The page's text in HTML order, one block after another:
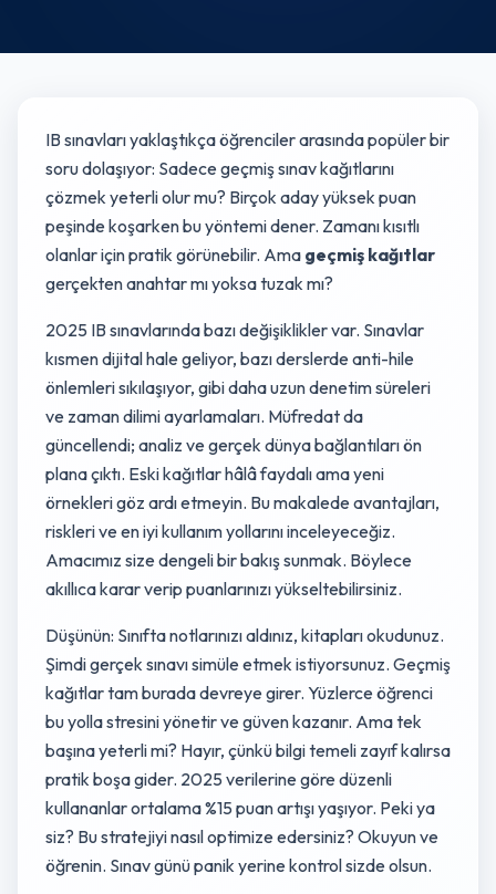
IB sınavları yaklaştıkça öğrenciler arasında popüler bir
soru dolaşıyor: Sadece geçmiş sınav kağıtlarını
çözmek yeterli olur mu? Birçok aday yüksek puan
peşinde koşarken bu yöntemi dener. Zamanı kısıtlı
olanlar için pratik görünebilir. Ama geçmiş kağıtlar
gerçekten anahtar mı yoksa tuzak mı?
2025 IB sınavlarında bazı değişiklikler var. Sınavlar
kısmen dijital hale geliyor, bazı derslerde anti-hile
önlemleri sıkılaşıyor, gibi daha uzun denetim süreleri
ve zaman dilimi ayarlamaları. Müfredat da
güncellendi; analiz ve gerçek dünya bağlantıları ön
plana çıktı. Eski kağıtlar hâlâ faydalı ama yeni
örnekleri göz ardı etmeyin. Bu makalede avantajları,
riskleri ve en iyi kullanım yollarını inceleyeceğiz.
Amacımız size dengeli bir bakış sunmak. Böylece
akıllıca karar verip puanlarınızı yükseltebilirsiniz.
Düşünün: Sınıfta notlarınızı aldınız, kitapları okudunuz.
Şimdi gerçek sınavı simüle etmek istiyorsunuz. Geçmiş
kağıtlar tam burada devreye girer. Yüzlerce öğrenci
bu yolla stresini yönetir ve güven kazanır. Ama tek
başına yeterli mi? Hayır, çünkü bilgi temeli zayıf kalırsa
pratik boşa gider. 2025 verilerine göre düzenli
kullananlar ortalama %15 puan artışı yaşıyor. Peki ya
siz? Bu stratejiyi nasıl optimize edersiniz? Okuyun ve
öğrenin. Sınav günü panik yerine kontrol sizde olsun.